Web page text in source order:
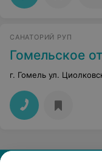
САНАТОРИЙ РУП
Гомельское отделение
г. Гомель ул.